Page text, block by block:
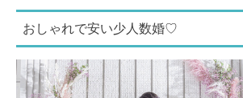
おしゃれで安い少人数婚♡